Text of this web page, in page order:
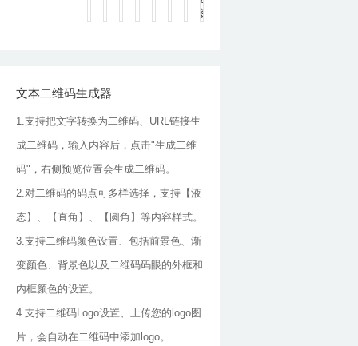
多
文本二维码生成器
1.支持把文字转换为二维码、URL链接生
成二维码，输入内容后，点击"生成二维
码"，右侧预览位置会生成二维码。
2.对二维码的码点可多样选择，支持【液
态】、【直角】、【圆角】等内容样式。
3.支持二维码颜色设置、包括前景色、渐
变颜色、背景色以及二维码码眼的外框和
内框颜色的设置。
4.支持二维码Logo设置、上传您的logo图
片，会自动在二维码中添加logo。